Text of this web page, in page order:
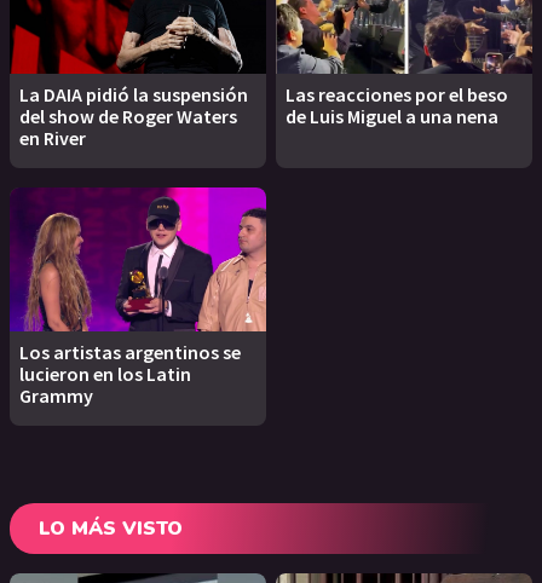
La DAIA pidió la suspensión
del show de Roger Waters
en River
Las reacciones por el beso
de Luis Miguel a una nena
Los artistas argentinos se
lucieron en los Latin
Grammy
LO MÁS VISTO